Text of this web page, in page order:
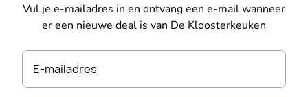
Vul je e-mailadres in en ontvang een e-mail wanneer
er een nieuwe deal is van De Kloosterkeuken
E-mailadres